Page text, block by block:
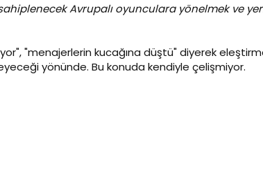
Avrupalı oyunculara yönelmek ve
"menajerlerin kucağına düştü" diyerek
yönünde. Bu konuda kendiyle çelişmiyor.